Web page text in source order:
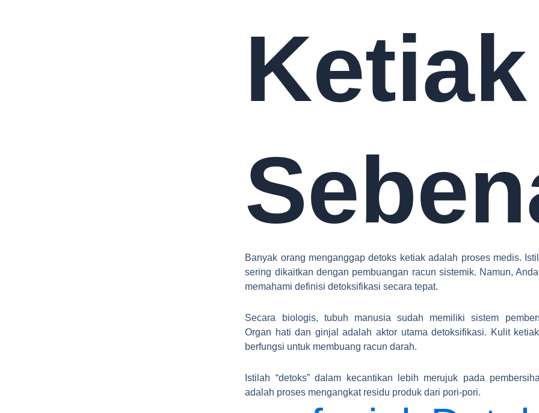
Ketiak
Banyak orang menganggap detoks ketiak adalah proses medis.
sering dikaitkan dengan pembuangan racun sistemik. Namun,
memahami definisi detoksifikasi secara tepat.
Secara biologis, tubuh manusia sudah memiliki sistem
Organ hati dan ginjal adalah aktor utama detoksifikasi. Kulit
berfungsi untuk membuang racun darah.
Istilah “detoks” dalam kecantikan lebih merujuk pada
adalah proses mengangkat residu produk dari pori-pori.